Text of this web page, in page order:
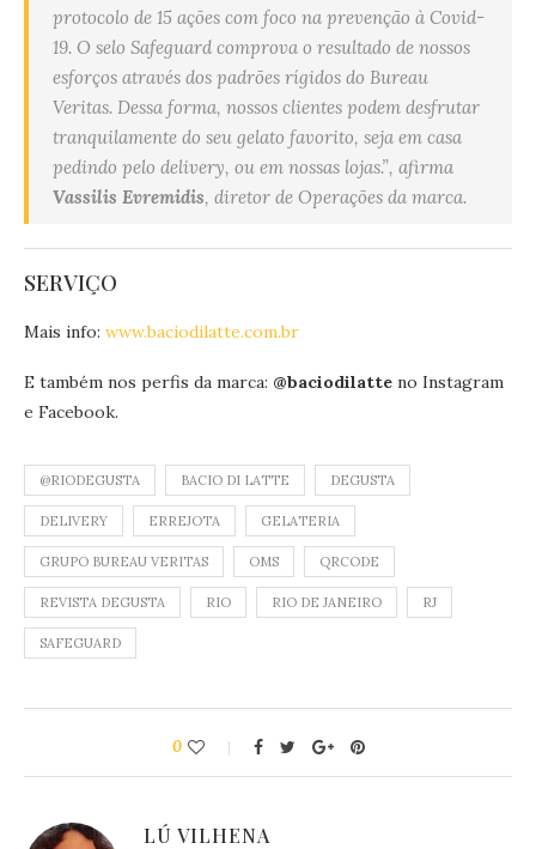
protocolo de 15 ações com foco na prevenção à Covid-
19. O selo Safeguard comprova o resultado de nossos
esforços através dos padrões rígidos do Bureau
Veritas. Dessa forma, nossos clientes podem desfrutar
tranquilamente do seu gelato favorito, seja em casa
pedindo pelo delivery, ou em nossas lojas.”, afirma
Vassilis Evremidis, diretor de Operações da marca.
SERVIÇO
Mais info: www.baciodilatte.com.br
E também nos perfis da marca: @baciodilatte no Instagram
e Facebook.
@RIODEGUSTA BACIO DI LATTE DEGUSTA
DELIVERY ERREJOTA GELATERIA
GRUPO BUREAU VERITAS OMS QRCODE
REVISTA DEGUSTA RIO RIO DE JANEIRO RJ
SAFEGUARD
0
LÚ VILHENA